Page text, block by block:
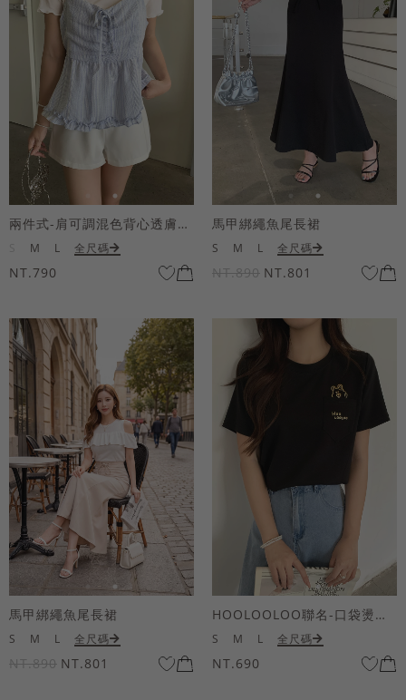
兩件式-肩可調混色背心透膚上衣套組
M L 全尺碼
NT.790
馬甲綁繩魚尾長裙
S M L 全尺碼
NT.890 NT.801
馬甲綁繩魚尾長裙
S M L 全尺碼
NT.890 NT.801
HOOLOOLOO聯名-口袋燙金KUKU熊短袖上衣
S M L 全尺碼
NT.690